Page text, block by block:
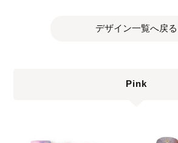
デザイン一覧へ戻る
Pink